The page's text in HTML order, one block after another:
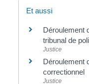
Et aussi
Déroulement
tribunal de
Justice
Déroulement
correctionnel
Justice